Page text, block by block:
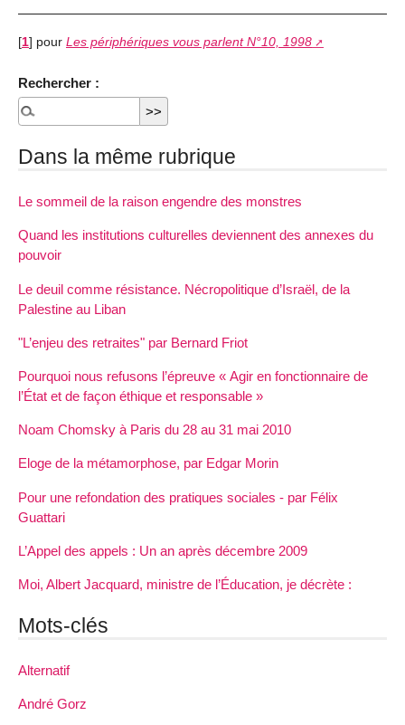
[1] pour Les périphériques vous parlent N°10, 1998
Rechercher :
Dans la même rubrique
Le sommeil de la raison engendre des monstres
Quand les institutions culturelles deviennent des annexes du
pouvoir
Le deuil comme résistance. Nécropolitique d’Israël, de la
Palestine au Liban
"L’enjeu des retraites" par Bernard Friot
Pourquoi nous refusons l’épreuve « Agir en fonctionnaire de
l’État et de façon éthique et responsable »
Noam Chomsky à Paris du 28 au 31 mai 2010
Eloge de la métamorphose, par Edgar Morin
Pour une refondation des pratiques sociales - par Félix
Guattari
L’Appel des appels : Un an après décembre 2009
Moi, Albert Jacquard, ministre de l’Éducation, je décrète :
Mots-clés
Alternatif
André Gorz